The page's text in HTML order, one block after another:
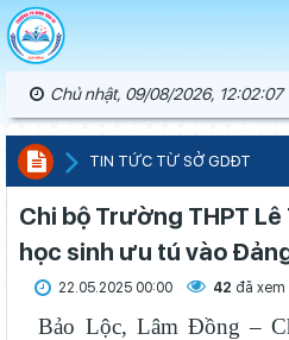
Chủ nhật, 09/08/2026, 12:02:07
TIN TỨC TỪ SỞ GDĐT
Chi bộ Trường THPT
học sinh ưu tú vào
22.05.2025 00:00 42 đã xem
Bảo Lộc, Lâm Đồng –